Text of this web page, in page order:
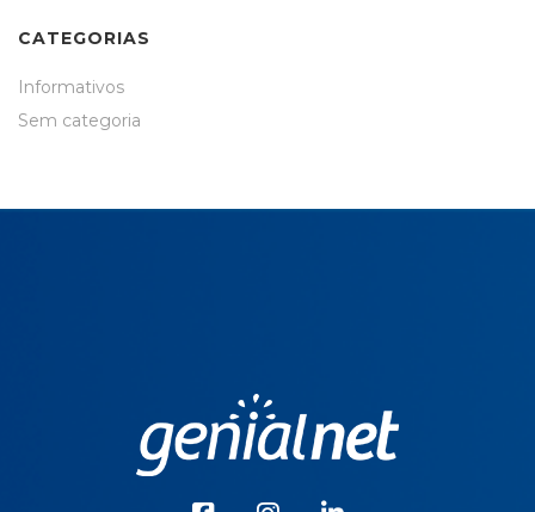
CATEGORIAS
Informativos
Sem categoria